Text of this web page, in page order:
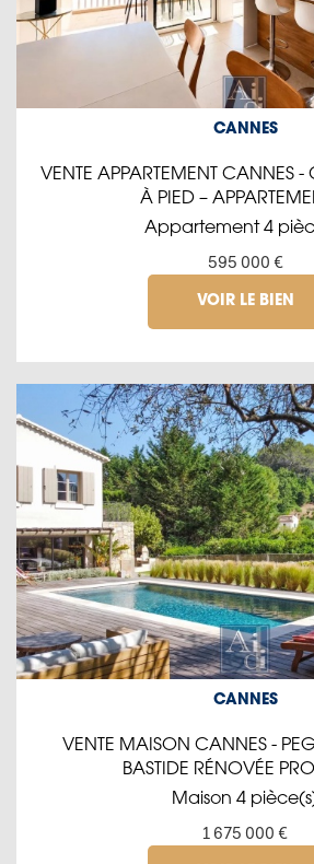
CANNES
VENTE APPARTEMENT CANNES -
À PIED –
Appartement 4
595 000 €
VOIR LE BIEN
CANNES
VENTE MAISON CANNES -
BASTIDE RÉNOVÉE
Maison 4
1 675 000 €